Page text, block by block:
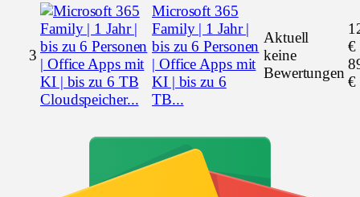
3
Microsoft 365
Family | 1 Jahr |
bis zu 6 Personen
| Office Apps mit
KI | bis zu 6
TB...
Aktuell
keine
Bewertungen
€
€